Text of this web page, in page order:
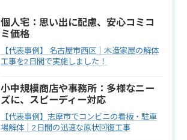
個人宅：思い出に配慮、安心コミコ
ミ価格
【代表事例】 名古屋市西区｜木造家屋の解体
工事を2日間で実施しました！
小中規模商店や事務所：多様なニー
ズに、スピーディー対応
【代表事例】志摩市でコンビニの看板・駐車
場解体｜2日間の迅速な原状回復工事